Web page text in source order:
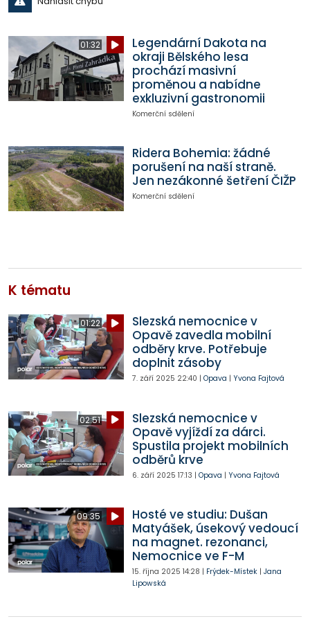
01:32
Legendární Dakota na
okraji Bělského lesa
prochází masivní
proměnou a nabídne
exkluzivní gastronomii
Komerční sdělení
Ridera Bohemia: žádné
porušení na naší straně.
Jen nezákonné šetření ČIŽP
Komerční sdělení
K tématu
01:22
Slezská nemocnice v
Opavě zavedla mobilní
odběry krve. Potřebuje
doplnit zásoby
7. září 2025 22:40 | Opava | Yvona Fajtová
02:51
Slezská nemocnice v
Opavě vyjíždí za dárci.
Spustila projekt mobilních
odběrů krve
6. září 2025 17:13 | Opava | Yvona Fajtová
09:35
Hosté ve studiu: Dušan
Matyášek, úsekový vedoucí
na magnet. rezonanci,
Nemocnice ve F-M
15. října 2025 14:28 | Frýdek-Místek| Jana
Lipowská